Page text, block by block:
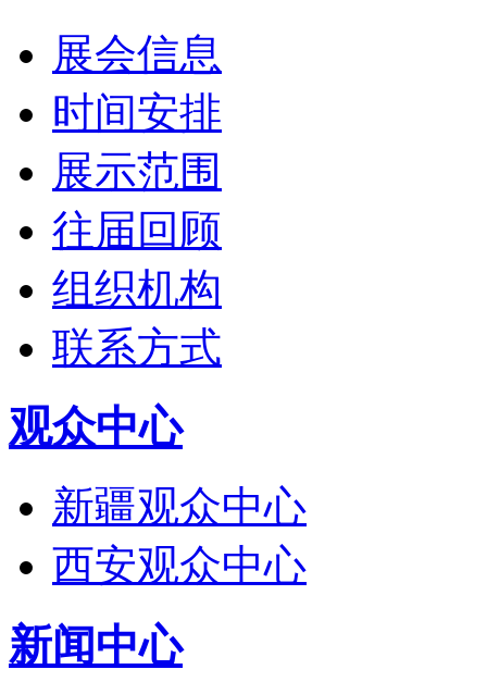
展会信息
时间安排
展示范围
往届回顾
组织机构
联系方式
观众中心
新疆观众中心
西安观众中心
新闻中心